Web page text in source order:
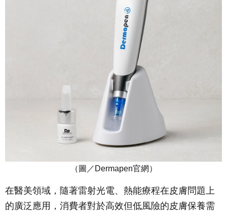
（圖／ Dermapen官網）
在醫美領域，隨著雷射光電、熱能療程在皮膚問題上
的廣泛應用，消費者對於高效但低風險的皮膚保養需